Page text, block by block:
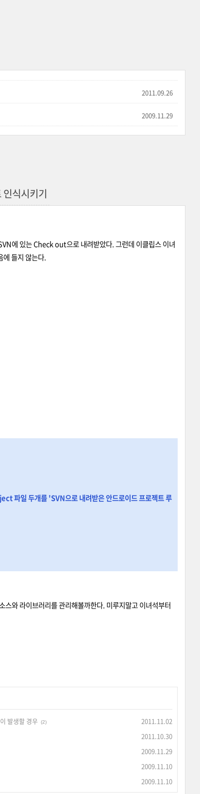
2011.09.26
2009.11.29
식시키기
에 있는 Check out으로 내려받았다. 그런데 이클립스 이녀
에 들지 않는다.
파일 두개를 'SVN으로 내려받은 안드로이드 프로젝트 루
와 라이브러리를 관리해볼까한다. 미루지말고 이녀석부터
발생할 경우 (2)
2011.11.02
2011.10.30
2009.11.29
2009.11.10
2009.11.10